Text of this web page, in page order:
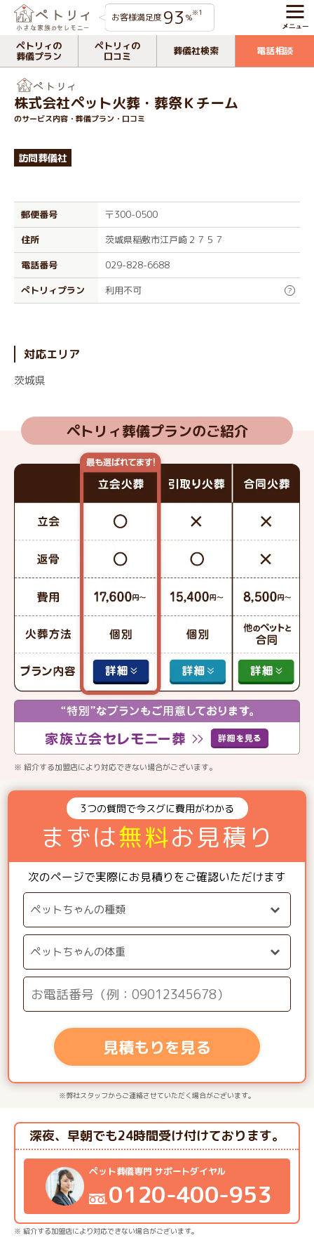
お客様満足度 93 %※1
ペトリィの
葬儀プラン
ペトリィの
口コミ
葬儀社検索 電話相談
株式会社ペット火葬・葬祭Ｋチーム
のサービス内容・葬儀プラン・口コミ
訪問葬儀社
郵便番号
〒300-0500
住所
茨城県稲敷市江戸崎２７５７
電話番号
029-828-6688
ぺトリィプラン
利用不可 ?
対応エリア
茨城県
ペトリィ葬儀プランのご紹介
※ 紹介する加盟店により対応できない場合がございます。
3つの質問で今スグに費用がわかる
まずは無料お見積り
次のページで実際にお見積りをご確認いただけます
見積もりを見る
※弊社スタッフからご連絡させていただく場合がございます。
ペット葬儀専門 サポートダイヤル
0120-400-953
深夜、早朝でも24時間受け付けております。
※ 紹介する加盟店により対応できない場合がございます。